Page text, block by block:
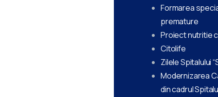
Formarea
premature
Proiect nutritie
Citolife
Zilele Spitalului
Modernizarea
din cadrul